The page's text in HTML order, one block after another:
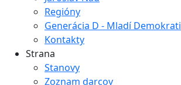
Regióny
Generácia D - Mladí Demokrati
Kontakty
Strana
Stanovy
Zoznam darcov